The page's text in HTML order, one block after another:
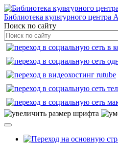
Библиотека культурного центра
Поиск по сайту